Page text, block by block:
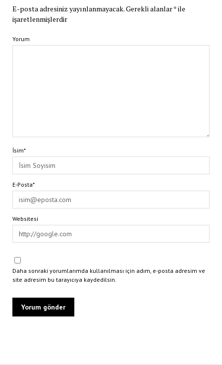
E-posta adresiniz yayınlanmayacak.Gerekli alanlar*ile
işaretlenmişlerdir
Yorum
İsim*
E-Posta*
Websitesi
Daha sonraki yorumlarımda kullanılması için adım, e-posta adresim ve
site adresim bu tarayıcıya kaydedilsin.